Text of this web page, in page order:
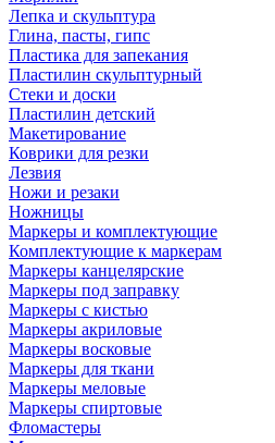
Лепка и скульптура
Глина, пасты, гипс
Пластика для запекания
Пластилин скульптурный
Стеки и доски
Пластилин детский
Макетирование
Коврики для резки
Лезвия
Ножи и резаки
Ножницы
Маркеры и комплектующие
Комплектующие к маркерам
Маркеры канцелярские
Маркеры под заправку
Маркеры с кистью
Маркеры акриловые
Маркеры восковые
Маркеры для ткани
Маркеры меловые
Маркеры спиртовые
Фломастеры